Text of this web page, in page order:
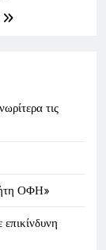
τις
ΟΦΗ»